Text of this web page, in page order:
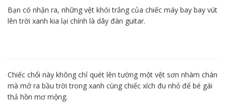
Bạn có nhận ra, những vệt khói trắng của chiếc máy bay bay vút
lên trời xanh kia lại chính là dây đàn guitar.
Chiếc chổi này không chỉ quét lên tường một vệt sơn nhàm chán
mà mở ra bầu trời trong xanh cùng chiếc xích đu nhỏ để bé gái
thả hồn mơ mộng.